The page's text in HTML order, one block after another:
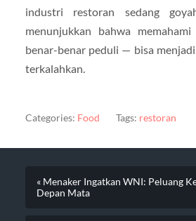
industri restoran sedang
menunjukkan bahwa
benar-benar peduli — bisa
terkalahkan.
Categories: Food Tags: restoran
« Menaker Ingatkan WNI: Peluang
Depan Mata